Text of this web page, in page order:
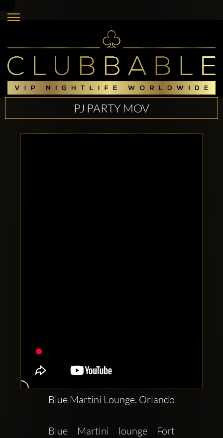
соцсетях:
PJ PARTY MOV
Blue Martini Lounge, Orlando
Blue Martini lounge Fort